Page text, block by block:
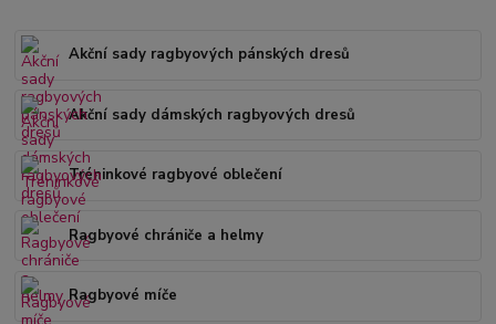
Akční sady ragbyových pánských dresů
Akční sady dámských ragbyových dresů
Tréninkové ragbyové oblečení
Ragbyové chrániče a helmy
Ragbyové míče